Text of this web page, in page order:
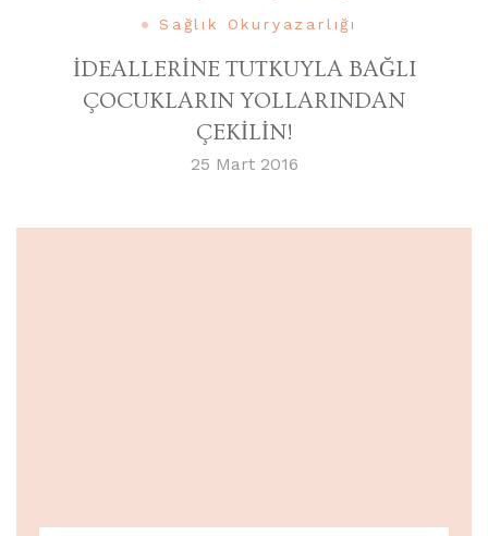
Sağlık Okuryazarlığı
İDEALLERİNE TUTKUYLA BAĞLI
ÇOCUKLARIN YOLLARINDAN
ÇEKİLİN!
25 Mart 2016